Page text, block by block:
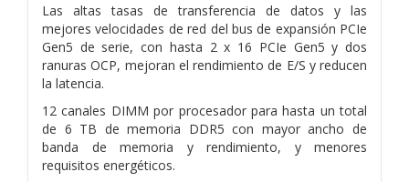
Las altas tasas de transferencia de datos y las
mejores velocidades de red del bus de expansión PCIe
Gen5 de serie, con hasta 2 x 16 PCIe Gen5 y dos
ranuras OCP, mejoran el rendimiento de E/S y reducen
la latencia.
12 canales DIMM por procesador para hasta un total
de 6 TB de memoria DDR5 con mayor ancho de
banda de memoria y rendimiento, y menores
requisitos energéticos.